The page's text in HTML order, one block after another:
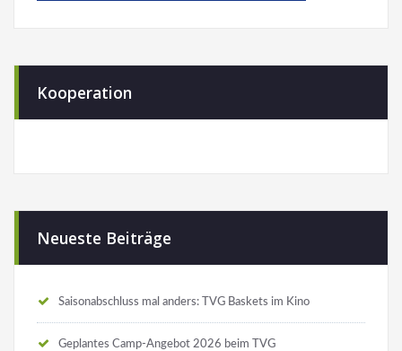
Kooperation
Neueste Beiträge
Saisonabschluss mal anders: TVG Baskets im Kino
Geplantes Camp-Angebot 2026 beim TVG